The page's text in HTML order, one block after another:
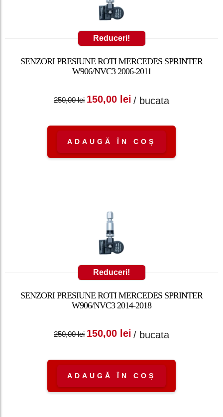
Reduceri!
SENZORI PRESIUNE ROTI MERCEDES SPRINTER
W906/NVC3 2006-2011
250,00lei
Prețul inițial a fost:
150,00 lei
Prețul curent
/ bucata
ADAUGĂ ÎN COȘ
Reduceri!
SENZORI PRESIUNE ROTI MERCEDES SPRINTER
W906/NVC3 2014-2018
250,00lei
Prețul inițial a fost:
150,00 lei
Prețul curent
/ bucata
ADAUGĂ ÎN COȘ